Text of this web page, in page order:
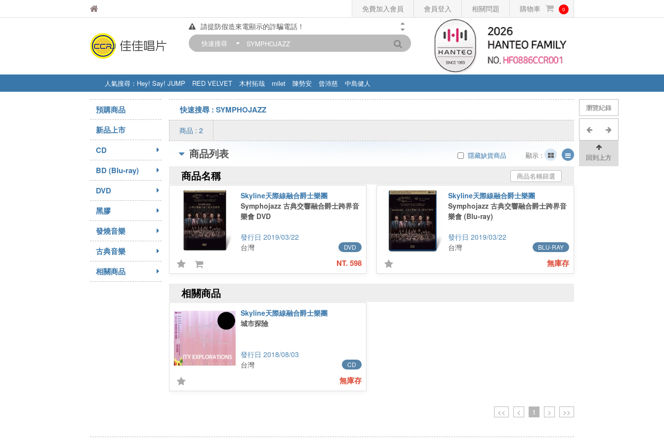
免費加入會員 會員登入 相關問題 購物車 0
佳佳唱片
請提防假造來電顯示的詐騙電話！
【中華門市營業時間調整公告】
快速搜尋
人氣搜尋： Hey! Say! JUMP RED VELVET 木村拓哉 milet 陳勢安 曾沛慈
中島健人
STRAY KIDS
盧廣仲 周杰伦
瀏覽紀錄
回到上方
預購商品
新品上市
CD
BD (Blu-ray)
DVD
黑膠
發燒音樂
古典音樂
相關商品
快速搜尋 : SYMPHOJAZZ
商品 : 2
隱藏缺貨商品 顯示 :
商品列表
商品名稱篩選
商品名稱
Skyline天際線融合爵士樂團
Symphojazz 古典交響融合爵士跨界音
樂會 DVD
2019/03/22
DVD
台灣
NT. 598
Skyline天際線融合爵士樂團
Symphojazz 古典交響融合爵士跨界音
樂會 (Blu-ray)
2019/03/22
BLU-RAY
台灣
無庫存
相關商品
Skyline天際線融合爵士樂團
城市探險
2018/08/03
CD
台灣
無庫存
<< < 1 > >>